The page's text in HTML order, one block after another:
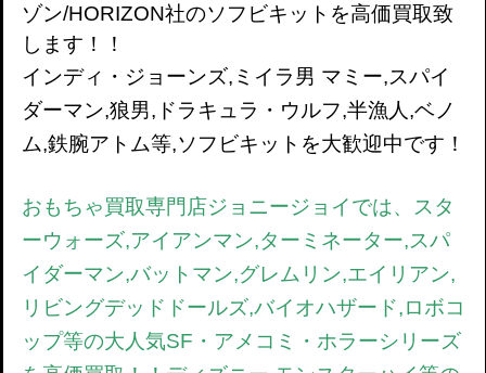
ゾン/HORIZON社のソフビキットを高価買取致
します！！
インディ・ジョーンズ,ミイラ男 マミー,スパイ
ダーマン,狼男,ドラキュラ・ウルフ,半漁人,ベノ
ム,鉄腕アトム等,ソフビキットを大歓迎中です！
おもちゃ買取専門店ジョニージョイでは、スタ
ーウォーズ,アイアンマン,ターミネーター,スパ
イダーマン,バットマン,グレムリン,エイリアン,
リビングデッドドールズ,バイオハザード,ロボコ
ップ等の大人気SF・アメコミ・ホラーシリーズ